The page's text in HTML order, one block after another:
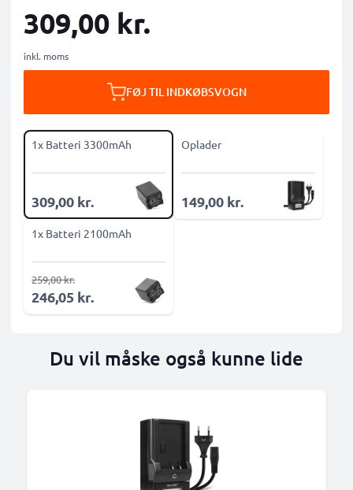
309,00 kr.
inkl. moms
FØJ TIL INDKØBSVOGN
1x Batteri 3300mAh
309,00 kr.
Oplader
149,00 kr.
1x Batteri 2100mAh
246,05 kr.
259,00 kr.
Du vil måske også kunne lide